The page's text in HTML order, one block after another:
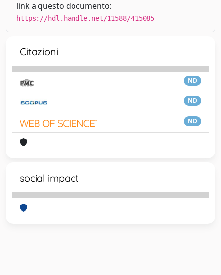
link a questo documento:
https://hdl.handle.net/11588/415085
Citazioni
ND
ND
ND
social impact